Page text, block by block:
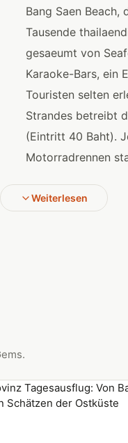
Bang Saen
Tausende
gesaeumt von
Karaoke-Bars, ein
Touristen selten
Strandes betreibt
(Eintritt 40 Baht).
Motorradrennen
Weiterlesen